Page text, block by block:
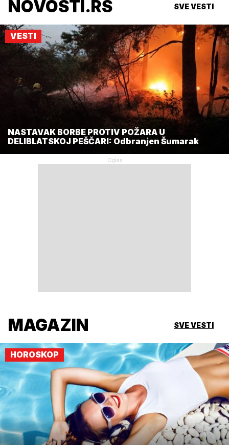
NOVOSTI.RS SVE VESTI
VESTI
NASTAVAK BORBE PROTIV POŽARA U
DELIBLATSKOJ PEŠČARI: Odbranjen Šumarak
MAGAZIN SVE VESTI
HOROSKOP